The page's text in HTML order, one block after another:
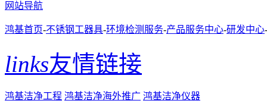
网站导航
鸿基首页-不锈钢工器具-环境检测服务-产品服务中心-研发中心-
links友情链接
鸿基洁净工程 鸿基洁净海外推广 鸿基洁净仪器